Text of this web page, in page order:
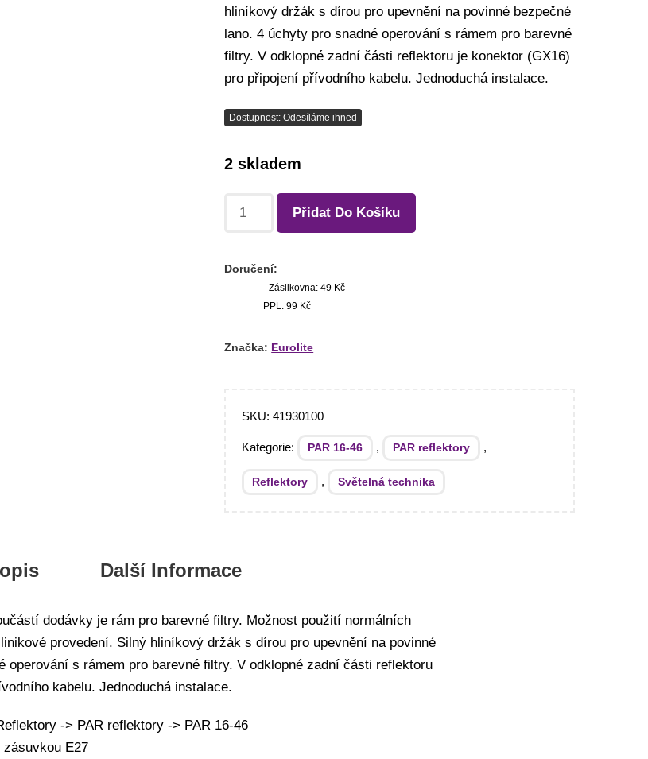
hliníkový držák s dírou pro upevnění na povinné bezpečné
lano. 4 úchyty pro snadné operování s rámem pro barevné
filtry. V odklopné zadní části reflektoru je konektor (GX16)
pro připojení přívodního kabelu. Jednoduchá instalace.
Dostupnost: Odesíláme ihned
2 skladem
Přidat Do Košíku
Doručení:
Zásilkovna: 49 Kč
PPL: 99 Kč
Značka: Eurolite
SKU:41930100
Kategorie: PAR 16-46 , PAR reflektory ,
Reflektory , Světelná technika
Další Informace
dodávky je rám pro barevné filtry. Možnost použití normálních
provedení. Silný hliníkový držák s dírou pro upevnění na povinné
operování s rámem pro barevné filtry. V odklopné zadní části reflektoru
kabelu. Jednoduchá instalace.
-> PAR reflektory -> PAR 16-46
zásuvkou E27